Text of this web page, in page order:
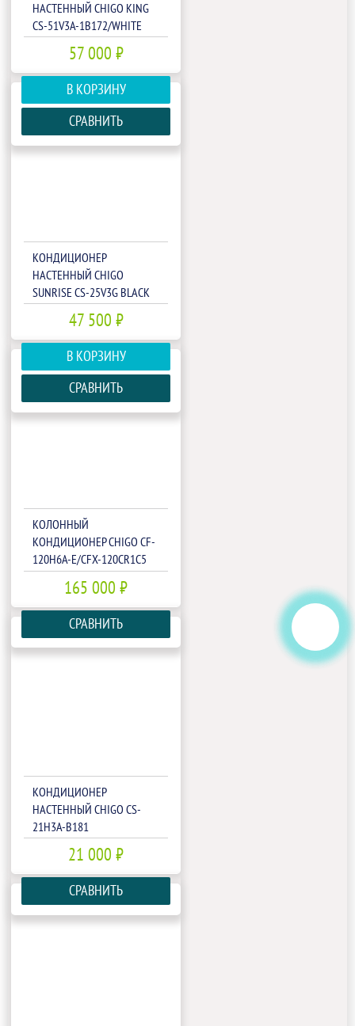
НАСТЕННЫЙ CHIGO KING
CS-51V3A-1B172/WHITE
57 000 ₽
В КОРЗИНУ
СРАВНИТЬ
КОНДИЦИОНЕР
НАСТЕННЫЙ CHIGO
SUNRISE CS-25V3G BLACK
47 500 ₽
В КОРЗИНУ
СРАВНИТЬ
КОЛОННЫЙ
КОНДИЦИОНЕР CHIGO CF-
120H6A-E/CFX-120CR1C5
165 000 ₽
СРАВНИТЬ
КОНДИЦИОНЕР
НАСТЕННЫЙ CHIGO CS-
21H3A-B181
21 000 ₽
СРАВНИТЬ